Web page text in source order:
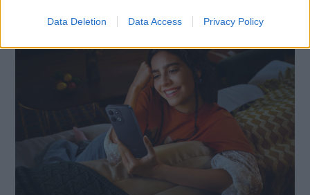
Data Deletion Data Access Privacy Policy